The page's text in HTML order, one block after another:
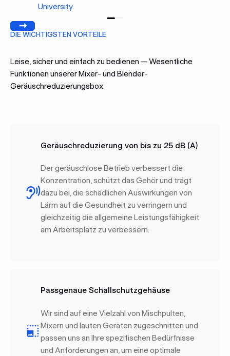
University
Bisherige
Weiter
DIE WICHTIGSTEN VORTEILE
Leise, sicher und einfach zu bedienen — Wesentliche
Funktionen unserer Mixer- und Blender-
Geräuschreduzierungsbox
Geräuschreduzierung von bis zu 25 dB (A)
Der geräuschlose Betrieb verbessert die
Konzentration, schützt das Gehör und trägt
dazu bei, die schädlichen Auswirkungen von
Lärm auf die Gesundheit zu verringern und
gleichzeitig die allgemeine Leistungsfähigkeit
am Arbeitsplatz zu verbessern.
Passgenaue Schallschutzgehäuse
Wir sind auf eine Vielzahl von Mischpulten,
Mixern und lauten Geräten zugeschnitten und
passen uns an Ihre spezifischen Bedürfnisse
und Anforderungen an, um eine optimale